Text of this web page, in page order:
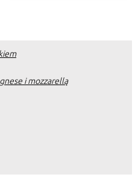
i mozzarellą